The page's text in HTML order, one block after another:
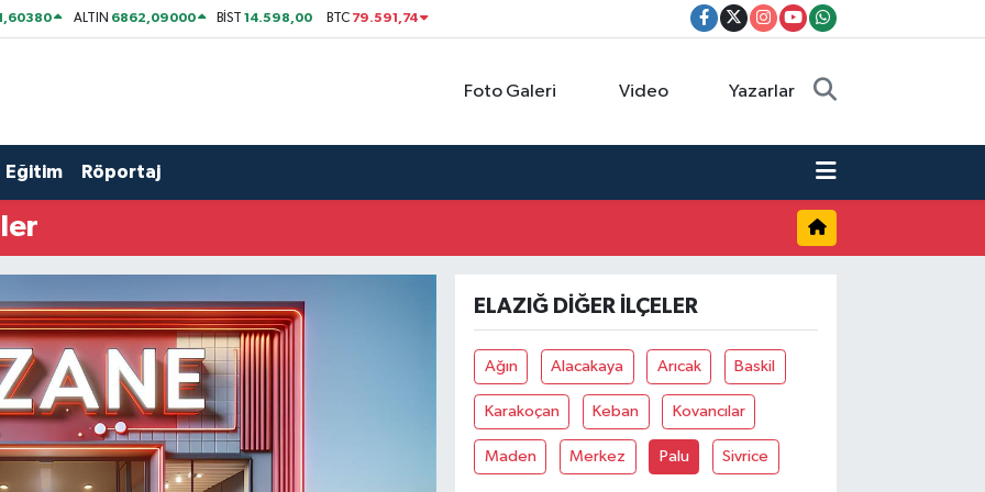
ALTIN 6862,09000 BİST14.598,00 BTC 79.591,74
Foto Galeri Video Yazarlar
Eğitim Röportaj
ELAZIĞ DIĞER İLÇELER
Ağın Alacakaya Arıcak Baskil
Karakoçan Keban Kovancılar
Maden Merkez Palu Sivrice